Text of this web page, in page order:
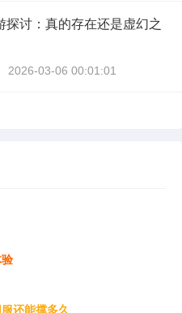
探讨：真的存在还是虚幻之
2026-03-06 00:01:01
还能撑多久